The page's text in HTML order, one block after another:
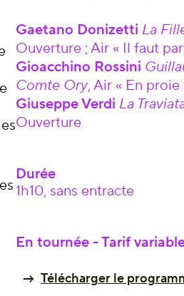
Gaetano Donizetti La
Ouverture ; Air « Il faut
Gioacchino Rossini
Comte Ory, Air « En
Giuseppe Verdi La
Ouverture
Durée
1h10, sans entracte
En tournée - Tarif
Télécharger le